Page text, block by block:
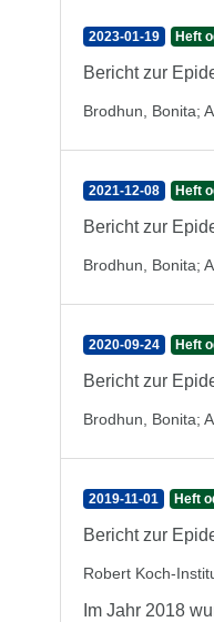
2023-01-19 Heft
Bericht zur
Brodhun, Bonita;
2021-12-08 Heft
Bericht zur
Brodhun, Bonita;
2020-09-24 Heft
Bericht zur
Brodhun, Bonita;
2019-11-01 Heft
Bericht zur
Robert Koch-
Im Jahr 2018